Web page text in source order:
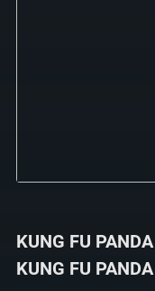
KUNG FU
KUNG FU